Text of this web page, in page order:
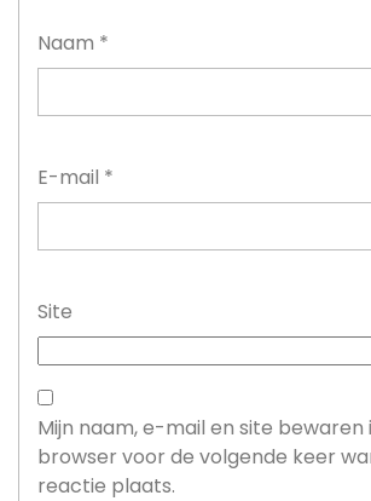
Naam *
E-mail *
Site
Mijn naam, e-mail en site bewaren
browser voor de volgende keer
reactie plaats.